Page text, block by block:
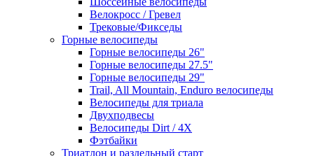
Велокросс / Гревел
Трековые/Фикседы
Горные велосипеды
Горные велосипеды 26"
Горные велосипеды 27.5"
Горные велосипеды 29"
Trail, All Mountain, Enduro велосипеды
Велосипеды для триала
Двухподвесы
Велосипеды Dirt / 4X
Фэтбайки
Триатлон и раздельный старт